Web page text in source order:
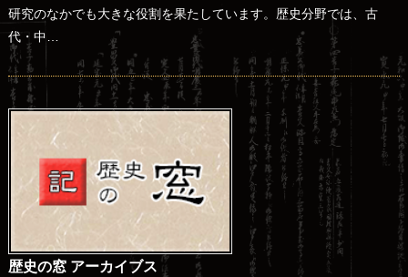
研究のなかでも大きな役割を果たしています。歴史分野では、古
代・中…
歴史の窓 アーカイブス